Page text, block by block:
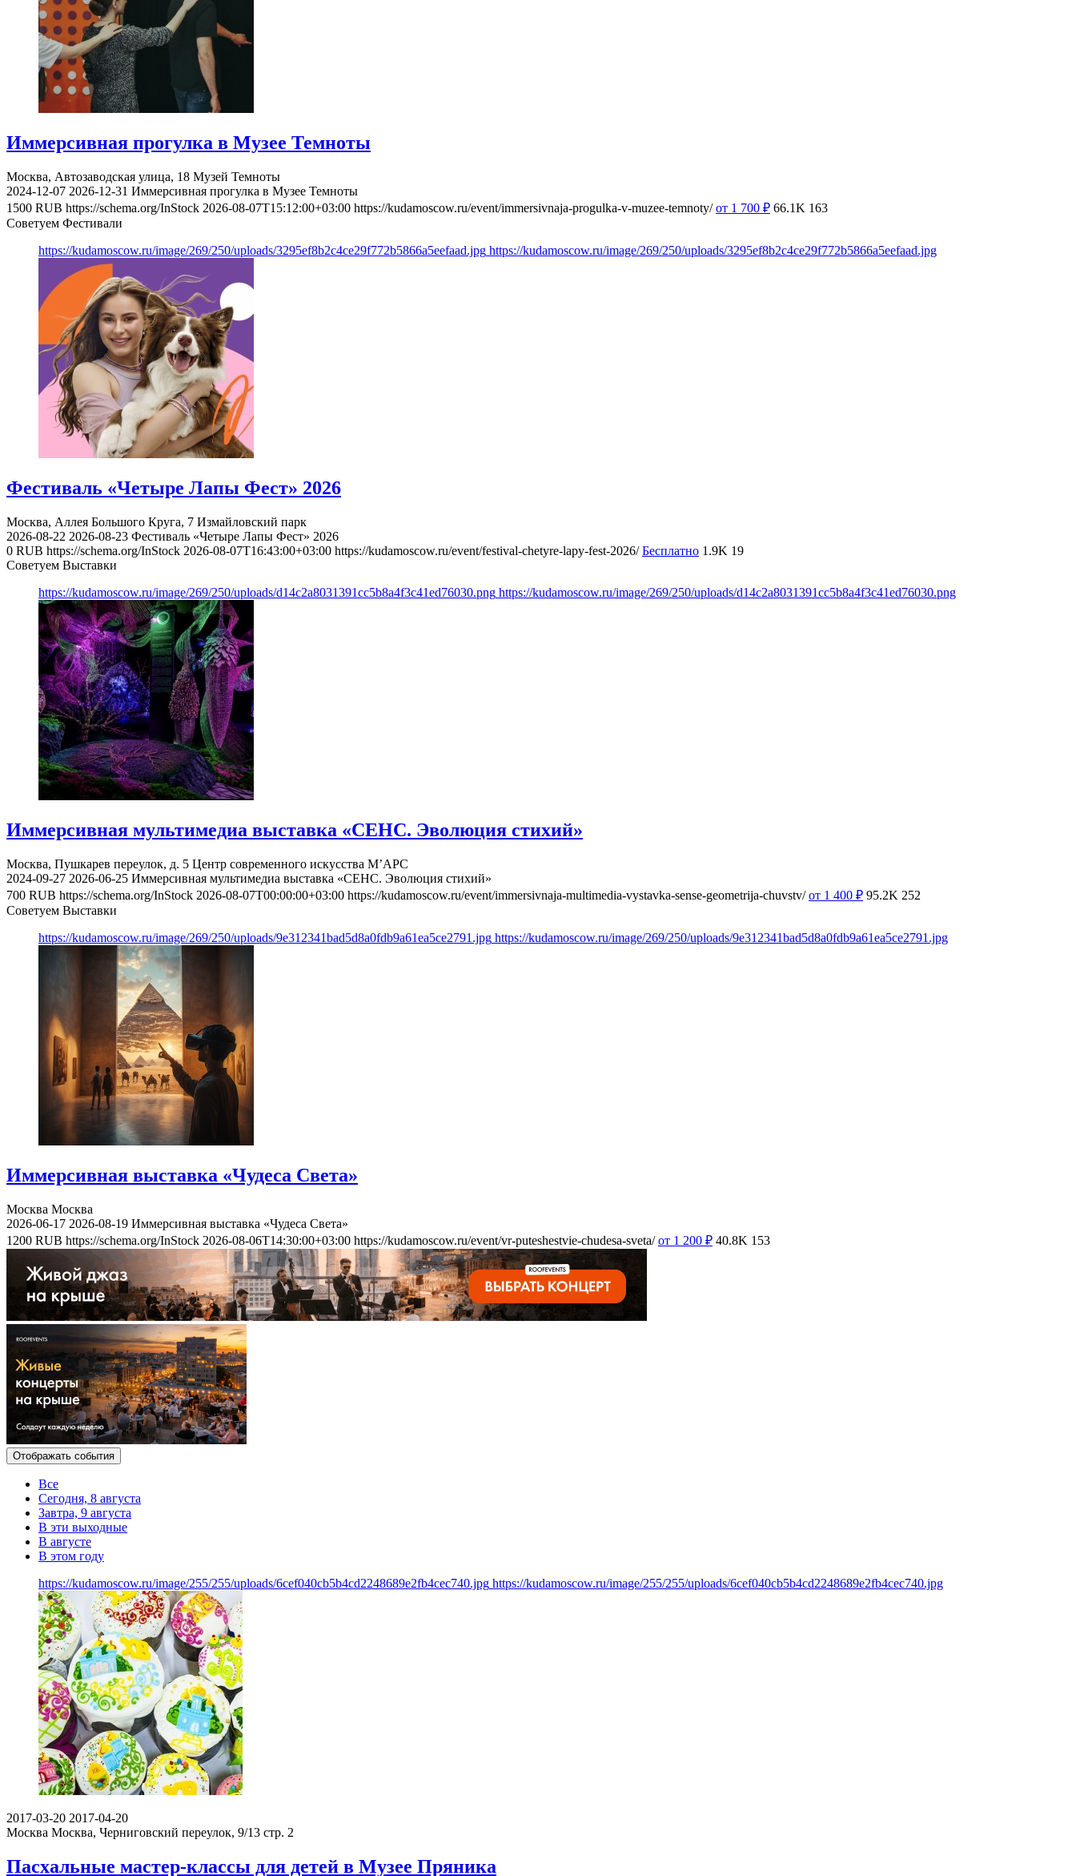
Иммерсивная прогулка в Музее Темноты
Москва, Автозаводская улица, 18 Музей Темноты
2024-12-07 2026-12-31 Иммерсивная прогулка в Музее Темноты
1500 RUB https://schema.org/InStock 2026-08-07T15:12:00+03:00 https://kudamoscow.ru/event/immersivnaja-progulka-v-muzee-temnoty/ от 1 700 ₽ 66.1K 163
Советуем Фестивали
https://kudamoscow.ru/image/269/250/uploads/3295ef8b2c4ce29f772b5866a5eefaad.jpg https://kudamoscow.ru/image/269/250/uploads/3295ef8b2c4ce29f772b5866a5eefaad.jpg
Фестиваль «Четыре Лапы Фест» 2026
Москва, Аллея Большого Круга, 7 Измайловский парк
2026-08-22 2026-08-23 Фестиваль «Четыре Лапы Фест» 2026
0 RUB https://schema.org/InStock 2026-08-07T16:43:00+03:00 https://kudamoscow.ru/event/festival-chetyre-lapy-fest-2026/ Бесплатно 1.9K 19
Советуем Выставки
https://kudamoscow.ru/image/269/250/uploads/d14c2a8031391cc5b8a4f3c41ed76030.png https://kudamoscow.ru/image/269/250/uploads/d14c2a8031391cc5b8a4f3c41ed76030.png
Иммерсивная мультимедиа выставка «СЕНС. Эволюция стихий»
Москва, Пушкарев переулок, д. 5 Центр современного искусства М’АРС
2024-09-27 2026-06-25 Иммерсивная мультимедиа выставка «СЕНС. Эволюция стихий»
700 RUB https://schema.org/InStock 2026-08-07T00:00:00+03:00 https://kudamoscow.ru/event/immersivnaja-multimedia-vystavka-sense-geometrija-chuvstv/ от 1 400 ₽ 95.2K 252
Советуем Выставки
https://kudamoscow.ru/image/269/250/uploads/9e312341bad5d8a0fdb9a61ea5ce2791.jpg https://kudamoscow.ru/image/269/250/uploads/9e312341bad5d8a0fdb9a61ea5ce2791.jpg
Иммерсивная выставка «Чудеса Света»
Москва Москва
2026-06-17 2026-08-19 Иммерсивная выставка «Чудеса Света»
1200 RUB https://schema.org/InStock 2026-08-06T14:30:00+03:00 https://kudamoscow.ru/event/vr-puteshestvie-chudesa-sveta/ от 1 200 ₽ 40.8K 153
Отображать события
Все
Сегодня, 8 августа
Завтра, 9 августа
В эти выходные
В августе
В этом году
https://kudamoscow.ru/image/255/255/uploads/6cef040cb5b4cd2248689e2fb4cec740.jpg https://kudamoscow.ru/image/255/255/uploads/6cef040cb5b4cd2248689e2fb4cec740.jpg
2017-03-20 2017-04-20
Москва Москва, Черниговский переулок, 9/13 стр. 2
Пасхальные мастер-классы для детей в Музее Пряника